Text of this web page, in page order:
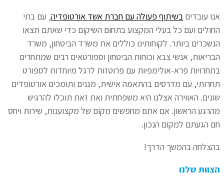
אנו עובדים בשיתוף פעולה עם חברת אשד אורטופדיה, עם בתי
החולים ועם כל בעלי המקצוע בתחום השיקום כדי שאתם תצאו
הנשכרים ביותר. לקוחותינו כוללים את משרד הביטחון, משרד
הבריאות, אנשי צבא וכוחות הביטחון וספורטאים רבים שמתחרים
בתחרויות פרא-אולימפיות עם פרוטזות לרגל מיוחדות לספורט
תחרותי, עם מדרסים בהתאמה אישית, מגנים ותומכים אורטופדים
שונים. האווירה אצלנו היא משפחתית ואת זאת תוכלו להרגיש
מהרגע הראשון. אם אתם מחפשים מקום של מקצוענות, שירות ויחס
חם הגעתם למקום הנכון.
בהצלחה בהמשך הדרך!
הצוות שלנו